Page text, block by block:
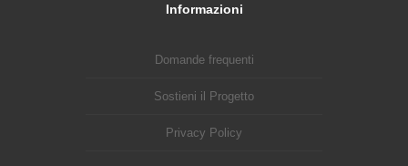
Informazioni
Domande frequenti
Sostieni il Progetto
Privacy Policy